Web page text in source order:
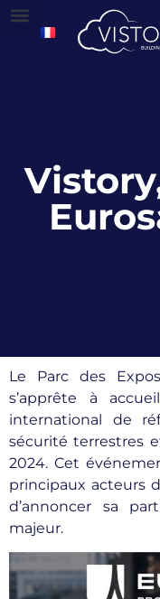
Le Parc des
s’apprête à
international de
sécurité terrestres
2024. Cet
principaux acteurs
d’annoncer sa
majeur.